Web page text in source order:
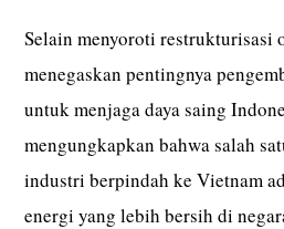
Selain menyoroti restrukturisasi
menegaskan pentingnya
untuk menjaga daya saing
mengungkapkan bahwa salah
industri berpindah ke Vietnam
energi yang lebih bersih di